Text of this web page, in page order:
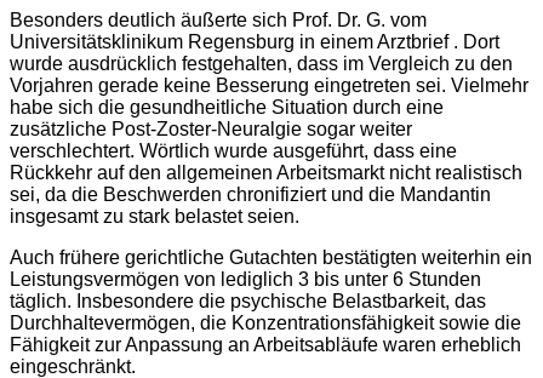
Besonders deutlich äußerte sich Prof. Dr. G. vom
Universitätsklinikum Regensburg in einem Arztbrief . Dort
wurde ausdrücklich festgehalten, dass im Vergleich zu den
Vorjahren gerade keine Besserung eingetreten sei. Vielmehr
habe sich die gesundheitliche Situation durch eine
zusätzliche Post-Zoster-Neuralgie sogar weiter
verschlechtert. Wörtlich wurde ausgeführt, dass eine
Rückkehr auf den allgemeinen Arbeitsmarkt nicht realistisch
sei, da die Beschwerden chronifiziert und die Mandantin
insgesamt zu stark belastet seien.
Auch frühere gerichtliche Gutachten bestätigten weiterhin ein
Leistungsvermögen von lediglich 3 bis unter 6 Stunden
täglich. Insbesondere die psychische Belastbarkeit, das
Durchhaltevermögen, die Konzentrationsfähigkeit sowie die
Fähigkeit zur Anpassung an Arbeitsabläufe waren erheblich
eingeschränkt.